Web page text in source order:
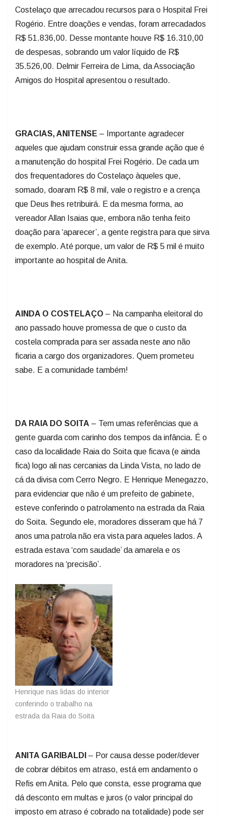
Costelaço que arrecadou recursos para o Hospital Frei
Rogério. Entre doações e vendas, foram arrecadados
R$ 51.836,00. Desse montante houve R$ 16.310,00
de despesas, sobrando um valor líquido de R$
35.526,00. Delmir Ferreira de Lima, da Associação
Amigos do Hospital apresentou o resultado.
GRACIAS, ANITENSE – Importante agradecer
aqueles que ajudam construir essa grande ação que é
a manutenção do hospital Frei Rogério. De cada um
dos frequentadores do Costelaço àqueles que,
somado, doaram R$ 8 mil, vale o registro e a crença
que Deus lhes retribuirá. E da mesma forma, ao
vereador Allan Isaias que, embora não tenha feito
doação para ‘aparecer’, a gente registra para que sirva
de exemplo. Até porque, um valor de R$ 5 mil é muito
importante ao hospital de Anita.
AINDA O COSTELAÇO – Na campanha eleitoral do
ano passado houve promessa de que o custo da
costela comprada para ser assada neste ano não
ficaria a cargo dos organizadores. Quem prometeu
sabe. E a comunidade também!
DA RAIA DO SOITA – Tem umas referências que a
gente guarda com carinho dos tempos da infância. É o
caso da localidade Raia do Soita que ficava (e ainda
fica) logo ali nas cercanias da Linda Vista, no lado de
cá da divisa com Cerro Negro. E Henrique Menegazzo,
para evidenciar que não é um prefeito de gabinete,
esteve conferindo o patrolamento na estrada da Raia
do Soita. Segundo ele, moradores disseram que há 7
anos uma patrola não era vista para aqueles lados. A
estrada estava ‘com saudade’ da amarela e os
moradores na ‘precisão’.
Henrique nas lidas do interior
conferindo o trabalho na
estrada da Raia do Soita
ANITA GARIBALDI – Por causa desse poder/dever
de cobrar débitos em atraso, está em andamento o
Refis em Anita. Pelo que consta, esse programa que
dá desconto em multas e juros (o valor principal do
imposto em atraso é cobrado na totalidade) pode ser